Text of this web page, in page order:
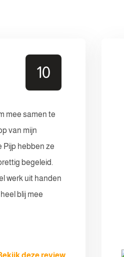
10
mee samen te
van mijn
Pijp hebben ze
begeleid.
werk uit handen
blij mee